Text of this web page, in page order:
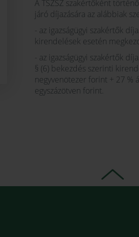
A TSZSZ szakértőként történő
járó díjazására az alábbiak
- az igazságügyi szakértők
kirendelések esetén
- az igazságügyi szakértők
§ (6) bekezdés szerinti
negyvenötezer forint + 27 %
egyszázötven forint.